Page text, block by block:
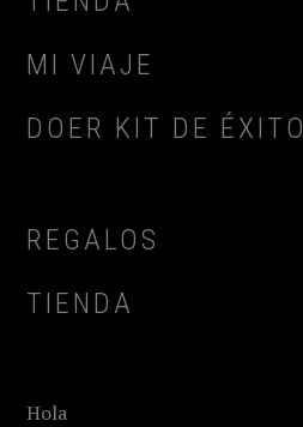
MI VIAJE
DOER KIT DE ÉXITO
REGALOS
TIENDA
Hola